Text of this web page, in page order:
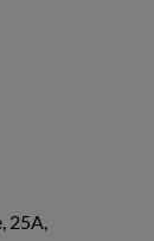
25A,